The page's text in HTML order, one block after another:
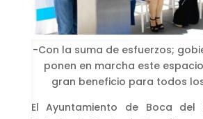
-Con la suma de esfuerzos;
ponen en marcha este
gran beneficio para todos
El Ayuntamiento de Boca